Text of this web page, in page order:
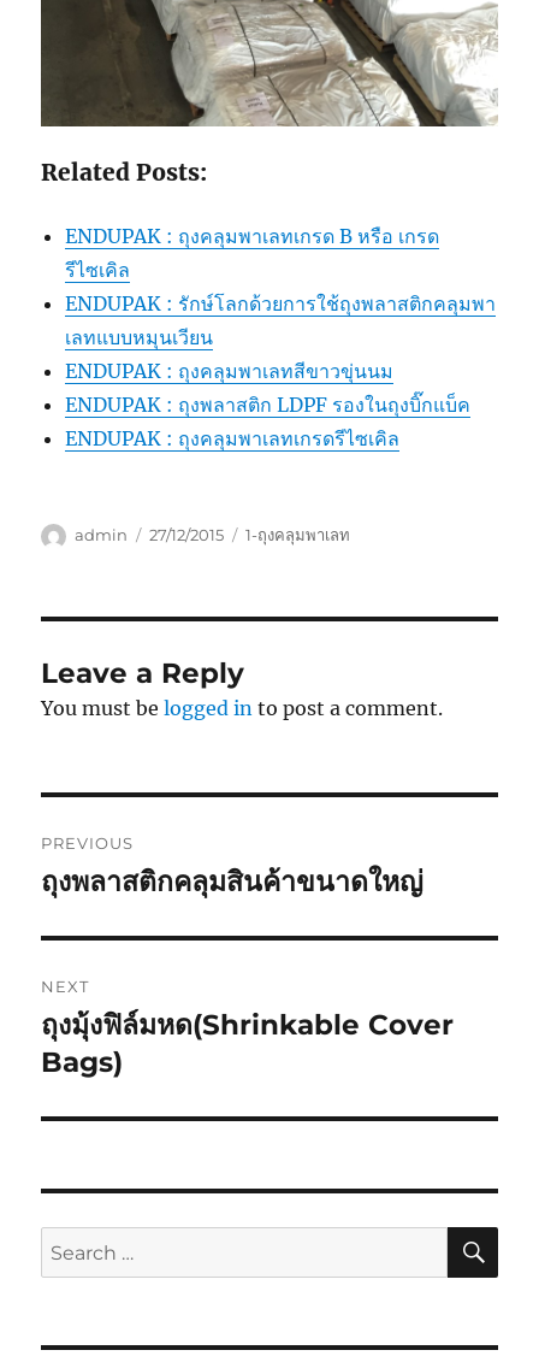
Related Posts:
ENDUPAK : ถุงคลุมพาเลทเกรด B หรือ เกรด
รีไซเคิล
ENDUPAK : รักษ์โลกด้วยการใช้ถุงพลาสติกคลุมพา
เลทแบบหมุนเวียน
ENDUPAK : ถุงคลุมพาเลทสีขาวขุ่นนม
ENDUPAK : ถุงพลาสติก LDPF รองในถุงบิ๊กแบ็ค
ENDUPAK : ถุงคลุมพาเลทเกรดรีไซเคิล
Author
admin
Posted
27/12/2015 Categories
1-ถุงคลุมพาเลท
Leave a Reply
You must belogged in to post a comment.
navigation
PREVIOUS
Previous
ถุงพลาสติกคลุมสินค้าขนาดใหญ่
NEXT
Next
post:
ถุงมุ้งฟิล์มหด(Shrinkable Cover
Bags)
Search
for: